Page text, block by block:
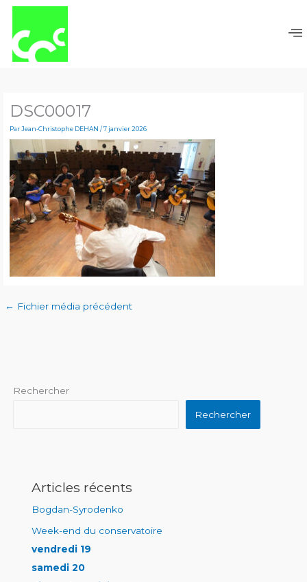
DSC00017
ParJean-Christophe DEHAN /7 janvier 2026
← Fichier média précédent
Rechercher
Rechercher
Articles récents
Bogdan-Syrodenko
Week-end du conservatoire
vendredi 19
samedi 20